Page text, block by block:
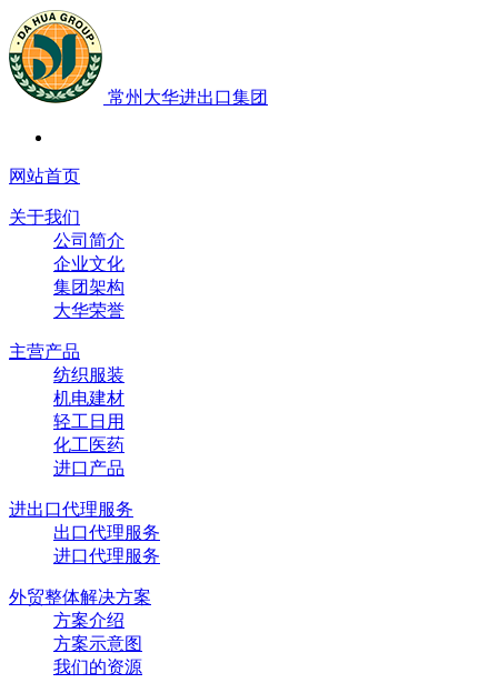
常州大华进出口集团
网站首页
关于我们
公司简介
企业文化
集团架构
大华荣誉
主营产品
纺织服装
机电建材
轻工日用
化工医药
进口产品
进出口代理服务
出口代理服务
进口代理服务
外贸整体解决方案
方案介绍
方案示意图
我们的资源